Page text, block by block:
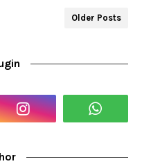
Older Posts